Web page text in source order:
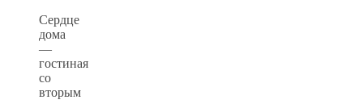
Сердце
дома
—
гостиная
со
вторым